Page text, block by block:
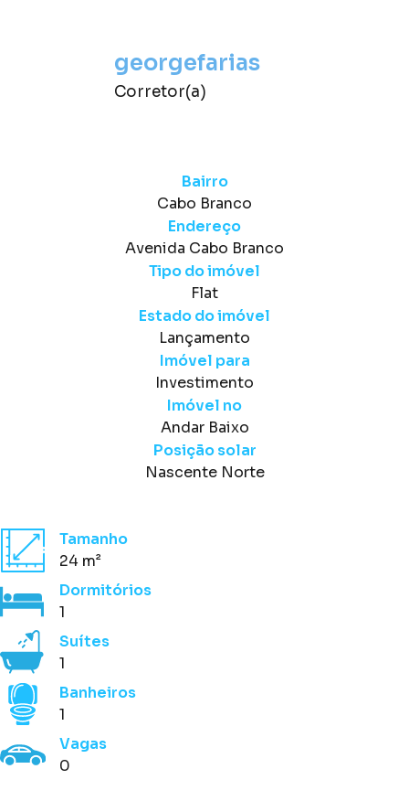
georgefarias
Corretor(a)
Bairro
Cabo Branco
Endereço
Avenida Cabo Branco
Tipo do imóvel
Flat
Estado do imóvel
Lançamento
Imóvel para
Investimento
Imóvel no
Andar Baixo
Posição solar
Nascente Norte
Tamanho
24 m²
Dormitórios
1
Suítes
1
Banheiros
1
Vagas
0